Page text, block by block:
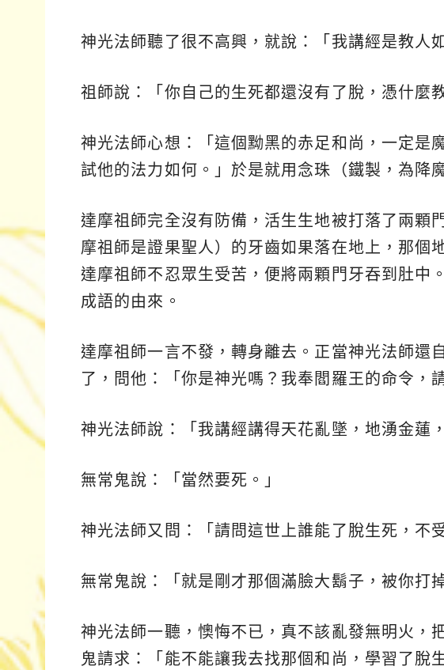
神光法師聽了很不高興，就說：「我講經是教人
祖師說：「你自己的生死都還沒有了脫，憑什麼
神光法師心想：「這個黝黑的赤足和尚，一定是
試他的法力如何。」於是就用念珠（鐵製，為降
達摩祖師完全沒有防備，活生生地被打落了兩顆
摩祖師是證果聖人）的牙齒如果落在地上，那個
達摩祖師不忍眾生受苦，便將兩顆門牙吞到肚中
成語的由來。
達摩祖師一言不發，轉身離去。正當神光法師還
了，問他：「你是神光嗎？我奉閻羅王的命令，
神光法師說：「我講經講得天花亂墜，地湧金蓮
無常鬼說：「當然要死。」
神光法師又問：「請問這世上誰能了脫生死，不
無常鬼說：「就是剛才那個滿臉大鬍子，被你打
神光法師一聽，懊悔不已，真不該亂發無明火，
鬼請求：「能不能讓我去找那個和尚，學習了脫